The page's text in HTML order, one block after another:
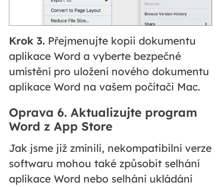
Krok 3.Přejmenujte kopii dokumentu
aplikace Word a vyberte bezpečné
umístění pro uložení nového dokumentu
aplikace Word na vašem počítači Mac.
Oprava 6. Aktualizujte program
Word z App Store
Jak jsme již zmínili, nekompatibilní verze
softwaru mohou také způsobit selhání
aplikace Word nebo selhání ukládání